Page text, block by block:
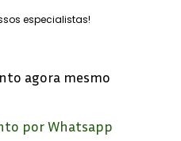
especialistas!
agora mesmo
por Whatsapp